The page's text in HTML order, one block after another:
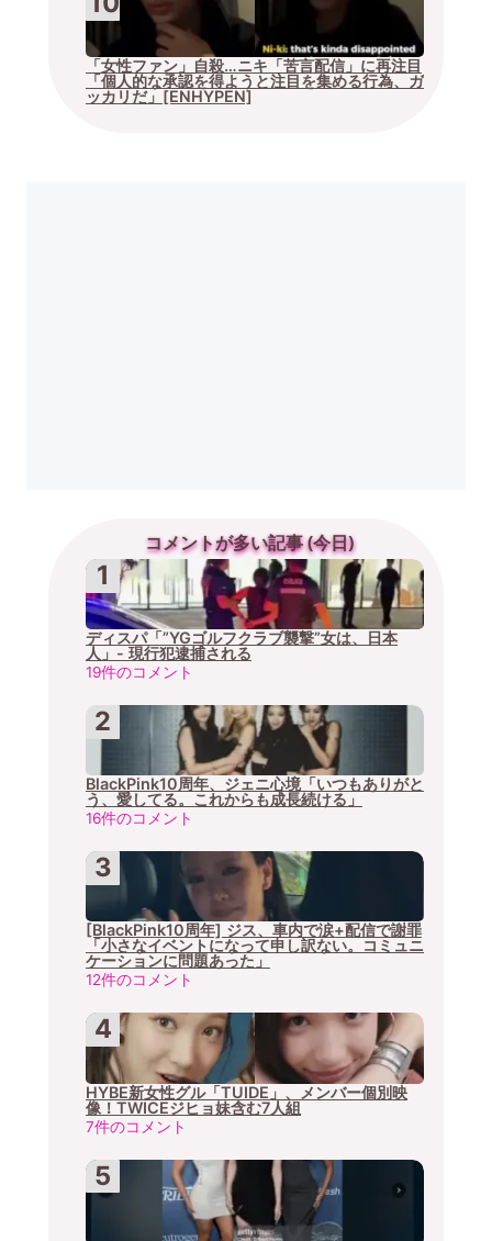
「女性ファン」自殺…ニキ「苦言配信」に再注目
「個人的な承認を得ようと注目を集める行為、ガ
ッカリだ」[ENHYPEN]
コメントが多い記事 (今日)
ディスパ「”YGゴルフクラブ襲撃”女は、日本
人」- 現行犯逮捕される
19件のコメント
BlackPink10周年、ジェニ心境「いつもありがと
う、愛してる。これからも成長続ける」
16件のコメント
[BlackPink10周年] ジス、車内で涙+配信で謝罪
「小さなイベントになって申し訳ない。コミュニ
ケーションに問題あった」
12件のコメント
HYBE新女性グル「TUIDE」、メンバー個別映
像！TWICEジヒョ妹含む7人組
7件のコメント